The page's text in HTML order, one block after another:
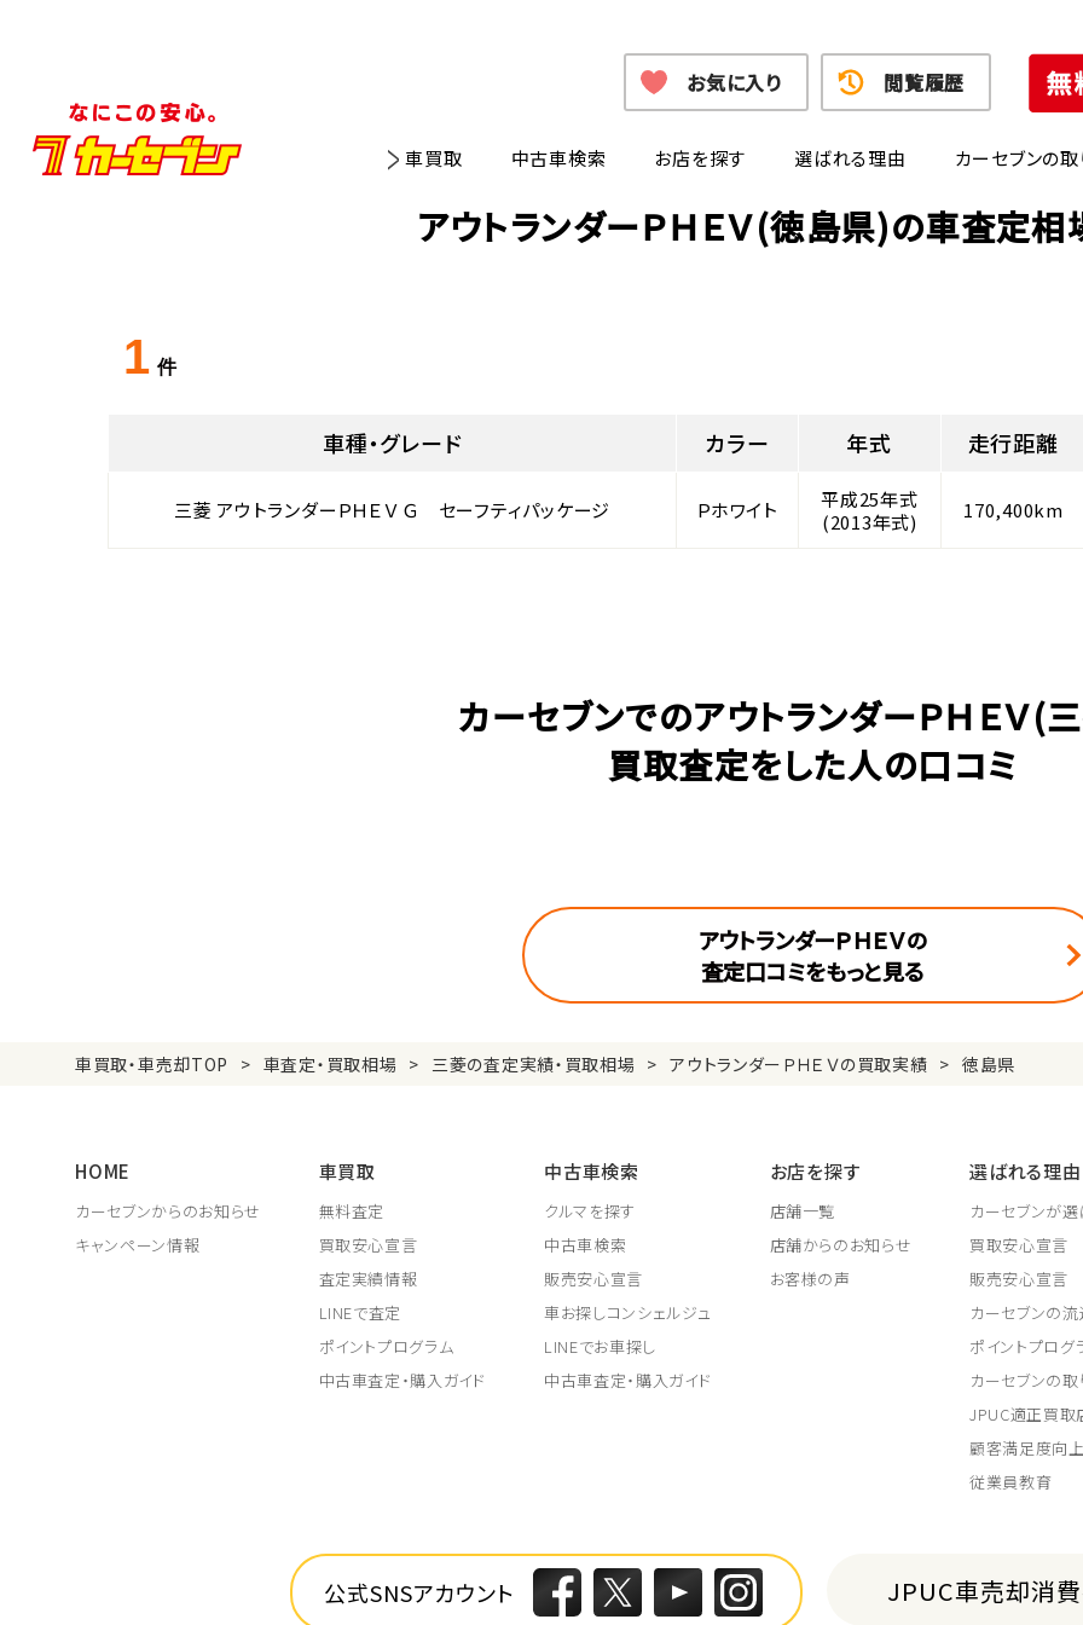
車買取 中古車検索 お店を探す 選ばれる理由 カーセブンの
お気に入り 閲覧履歴
アウトランダーＰＨＥＶ(徳島県)の車査定
1 件
車種・グレード カラー 年式 走行距離
三菱 アウトランダーＰＨＥＶ Ｇ セーフティパッケージ Ｐホワイト
平成25年式
(2013年式)
170,400km
カーセブンでのアウトランダーＰＨＥＶ(
買取査定をした人の口コミ
アウトランダーＰＨＥＶの
査定口コミをもっと見る
車買取・車売却TOP 車査定・買取相場 三菱の査定実績・買取相場 アウトランダーＰＨＥＶの買取実績 徳島県
HOME
カーセブンからのお知らせ
キャンペーン情報
車買取
無料査定
買取安心宣言
査定実績情報
LINEで査定
ポイントプログラム
中古車査定・購入ガイド
中古車検索
クルマを探す
中古車検索
販売安心宣言
車お探しコンシェルジュ
LINEでお車探し
中古車査定・購入ガイド
お店を探す
店舗一覧
店舗からのお知らせ
お客様の声
選ばれる理由
カーセブンが
買取安心宣言
販売安心宣言
カーセブンの
ポイントプログ
カーセブンの
JPUC適正買取
顧客満足度向
従業員教育
公式SNSアカウント JPUC車売却消